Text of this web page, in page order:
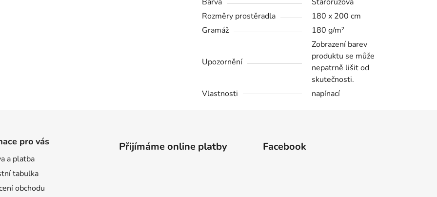
Rozměry prostěradla
180 x 200 cm
Gramáž
180 g/m²
Upozornění
Zobrazení barev
produktu se může
nepatrně lišit od
skutečnosti.
Vlastnosti
napínací
pro vás
a platba
tabulka
obchodu
Přijímáme online platby Facebook